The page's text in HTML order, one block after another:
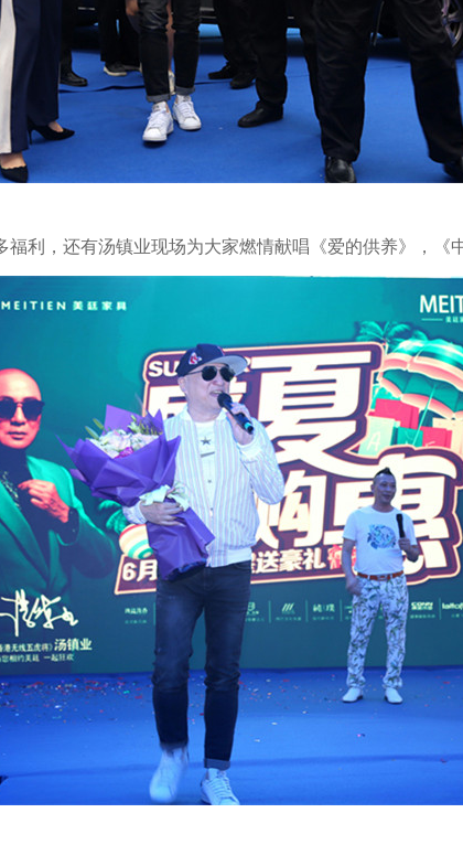
福利，还有汤镇业现场为大家燃情献唱《爱的供养》，《